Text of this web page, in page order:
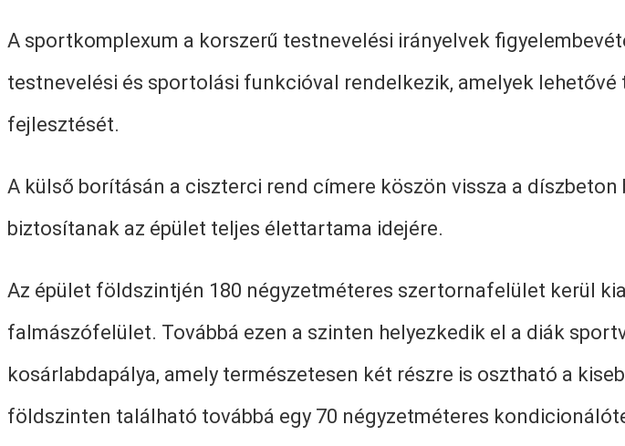
A sportkomplexum a korszerű testnevelési irányelvek
testnevelési és sportolási funkcióval rendelkezik, amelyek
fejlesztését.
A külső borításán a ciszterci rend címere köszön vissza a
biztosítanak az épület teljes élettartama idejére.
Az épület földszintjén 180 négyzetméteres szertornafelület kerül
falmászófelület. Továbbá ezen a szinten helyezkedik el a diák
kosárlabdapálya, amely természetesen két részre is osztható a
földszinten található továbbá egy 70 négyzetméteres